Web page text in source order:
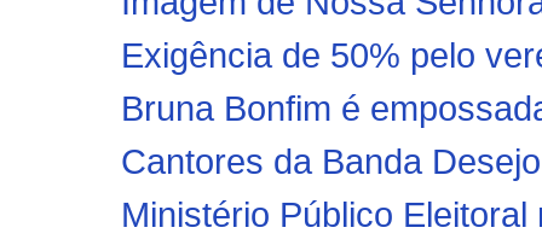
Exigência de 50% pelo
Bruna Bonfim é
Cantores da Banda
Ministério Público